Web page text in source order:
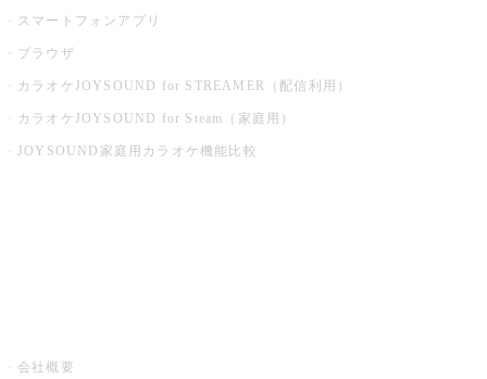
スマートフォンアプリ
ブラウザ
カラオケJOYSOUND for STREAMER（配信利用）
カラオケJOYSOUND for Steam（家庭用）
JOYSOUND家庭用カラオケ機能比較
会社概要